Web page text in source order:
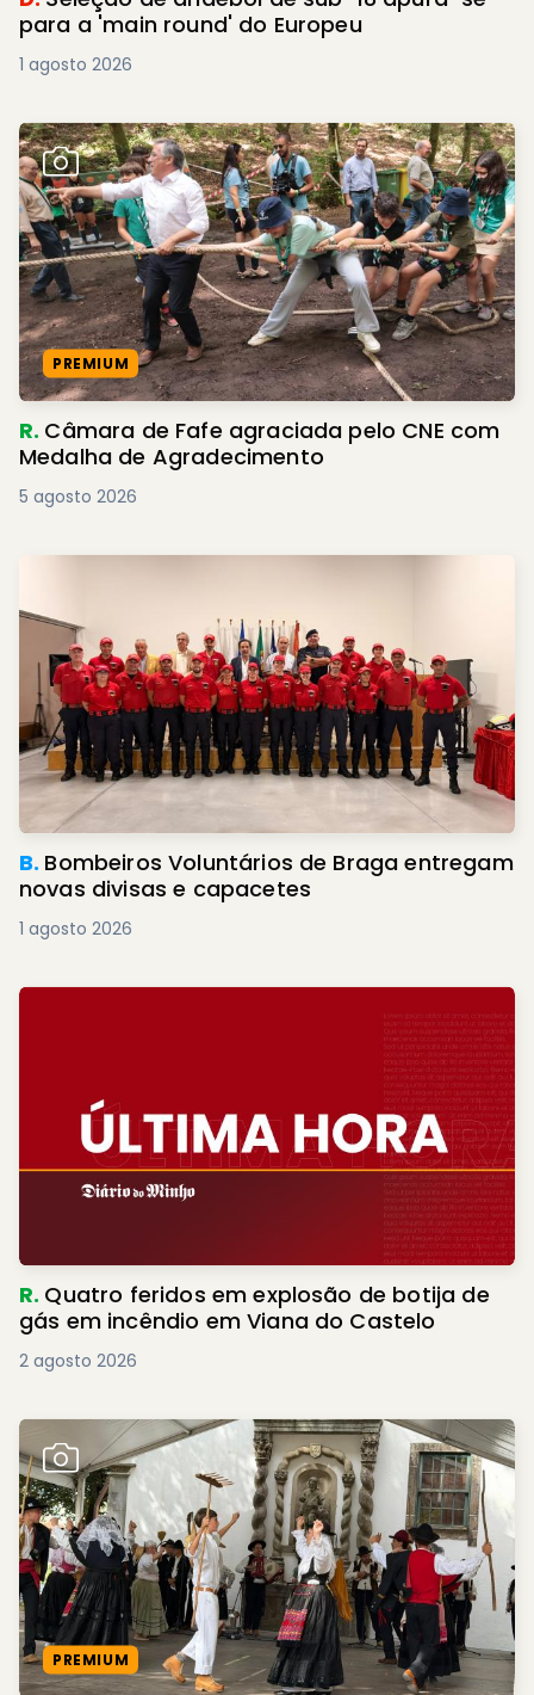
para a 'main round' do Europeu
1 agosto 2026
PREMIUM
R. Câmara de Fafe agraciada pelo CNE com
Medalha de Agradecimento
5 agosto 2026
B. Bombeiros Voluntários de Braga entregam
novas divisas e capacetes
1 agosto 2026
R. Quatro feridos em explosão de botija de
gás em incêndio em Viana do Castelo
2 agosto 2026
PREMIUM